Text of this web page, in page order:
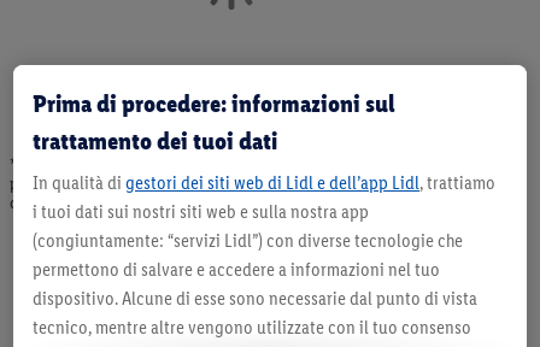
* Offerta valida fino ad esaurimento scorte. Tutti i prezzi senza decorazioni. I
prodotti qui reclamizzati, soprattutto quelli non-food, non fanno sempre parte
dell’assortimento. Ill. dimostrativa.
Prima di procedere: informazioni sul
trattamento dei tuoi dati
In qualità di gestori dei siti web di Lidl e dell’app Lidl, trattiamo
i tuoi dati sui nostri siti web e sulla nostra app
(congiuntamente: “servizi Lidl”) con diverse tecnologie che
permettono di salvare e accedere a informazioni nel tuo
dispositivo. Alcune di esse sono necessarie dal punto di vista
tecnico, mentre altre vengono utilizzate con il tuo consenso